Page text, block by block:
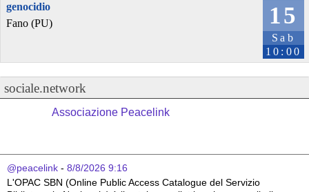
15
Sab
10:00
genocidio
Fano (PU)
sociale.network
Associazione Peacelink
@peacelink - 8/8/2026 9:16
L'OPAC SBN (Online Public Access Catalogue del Servizio